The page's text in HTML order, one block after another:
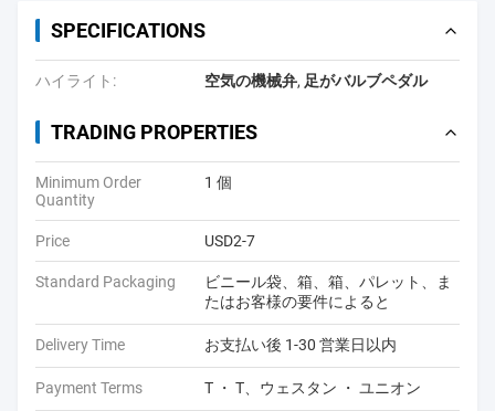
SPECIFICATIONS
ハイライト: 空気の機械弁, 足がバルブペダル
TRADING PROPERTIES
Minimum Order
Quantity
1 個
Price USD2-7
Standard Packaging
ビニール袋、箱、箱、パレット、ま
たはお客様の要件によると
Delivery Time お支払い後 1-30 営業日以内
Payment Terms T ・ T、ウェスタン ・ ユニオン